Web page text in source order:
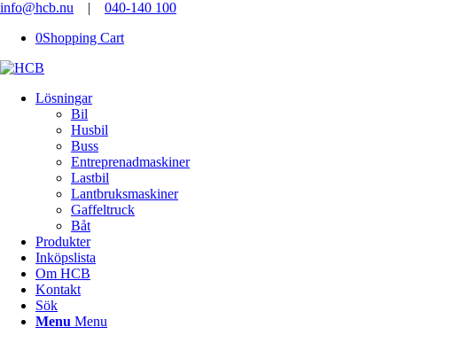
info@hcb.nu | 040-140 100
0Shopping Cart
Lösningar
Bil
Husbil
Buss
Entreprenadmaskiner
Lastbil
Lantbruksmaskiner
Gaffeltruck
Båt
Produkter
Inköpslista
Om HCB
Kontakt
Sök
Menu Menu